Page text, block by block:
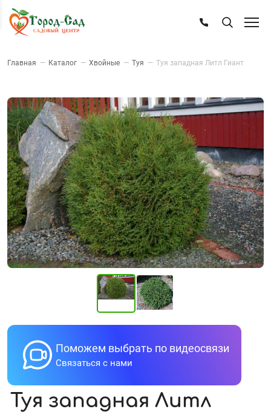
Главная — Каталог — Хвойные — Туя — Туя западная Литл Гиант
Поможем выбрать по видеосвязи
Связаться с нами
Туя западная Литл